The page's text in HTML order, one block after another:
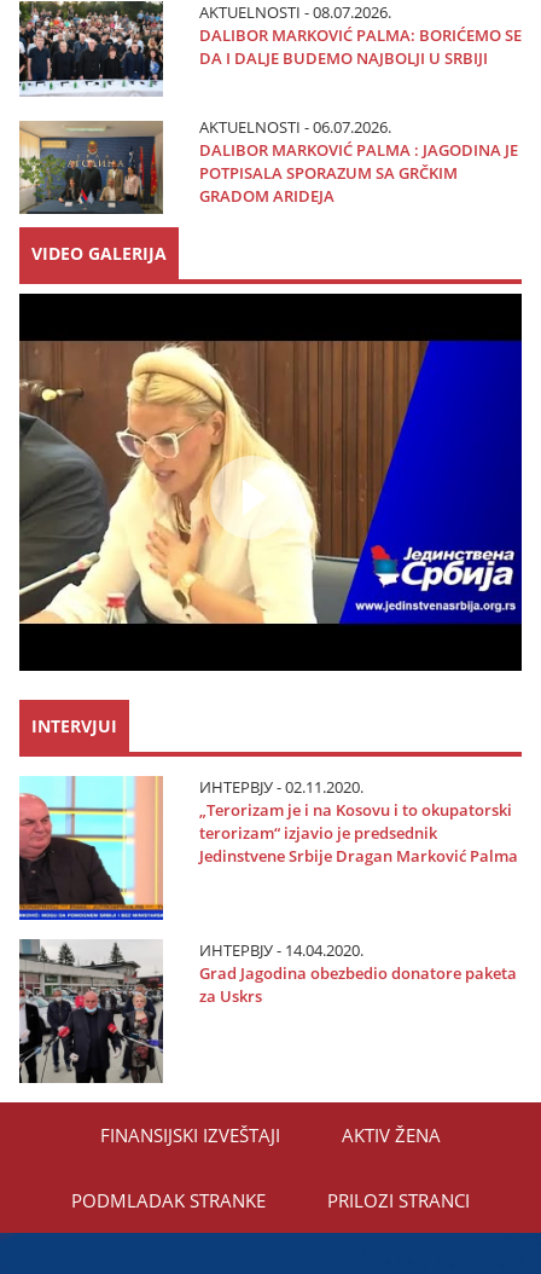
AKTUELNOSTI - 08.07.2026.
DALIBOR MARKOVIĆ PALMA: BORIĆEMO SE
DA I DALJE BUDEMO NAJBOLJI U SRBIJI
AKTUELNOSTI - 06.07.2026.
DALIBOR MARKOVIĆ PALMA : JAGODINA JE
POTPISALA SPORAZUM SA GRČKIM
GRADOM ARIDEJA
VIDEO GALERIJA
INTERVJUI
ИНТЕРВЈУ - 02.11.2020.
„Terorizam јe i na Kosovu i to okupatorski
terorizam“ izјavio јe predsednik
Јedinstvene Srbiјe Dragan Marković Palma
ИНТЕРВЈУ - 14.04.2020.
Grad Јagodina obezbedio donatore paketa
za Uskrs
FINANSIЈSKI IZVEŠTAЈI AKTIV ŽENA
PODMLADAK STRANKE PRILOZI STRANCI